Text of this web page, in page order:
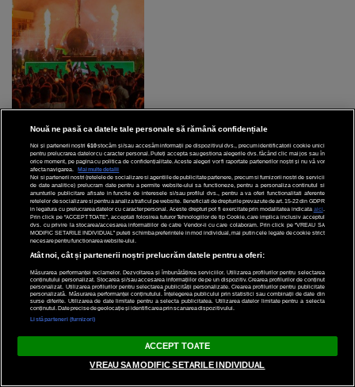
Anularea concertului Nicki
Minaj la SAGA Festival
stârnește val de ironii pe
internet
Nouă ne pasă ca datele tale personale să rămână confidențiale
Noi și partenerii noștri 610stocăm și/sau accesăm informații pe dispozitivul dvs., precum identificatorii cookie unici
pentru prelucrarea datelor cu caracter personal. Puteți accepta sau gestiona alegerile dvs. făcând clic mai jos sau în
orice moment, pe pagina cu politica de confidențialitate. Aceste alegeri vor fi raportate partenerilor noștri și nu vă vor
afecta navigarea.
Mai multe detalii
Noi si partenerii nostri (retelele de socializare si agentiile de publicitate partenere, precum si furnizorii nostri de servicii
de date analitice) prelucram date pentru a permite website-ului sa functioneze, pentru a personaliza continutul si
anunturile publicitare afisate in functie de interesele si/sau profilul dvs., pentru a va oferi functionalitati aferente
retelelor de socializare si pentru a analiza traficul pe website. Beneficiati de drepturile prevazute de art. 15-22 din GDPR
in legatura cu prelucrarea datelor cu caracter personal. Aceste drepturi pot fi exercitate prin modalitatea indicata aici
Prin click pe “ACCEPT TOATE”, acceptati folosirea tuturor Tehnologiilor de tip Cookie, care implica inclusiv acceptul
dvs. cu privire la stocarea/accesarea informatiilor de catre Vendor-ii cu care colaboram. Prin click pe “VREAU SA
MODIFIC SETARILE INDIVIDUAL” puteti schimba preferintele in mod individual, mai putin cele legate de cookie strict
necesare pentru functionarea website-ului.
Atât noi, cât și partenerii noștri prelucrăm datele pentru a oferi:
Măsurarea performanței reclamelor. Dezvoltarea și îmbunătățirea serviciilor. Utilizarea profilurilor pentru selectarea
conținutului personalizat. Stocarea și/sau accesarea informațiilor de pe un dispozitiv. Crearea profilurilor de conținut
personalizat. Utilizarea profilurilor pentru selectarea publicității personalizate. Crearea profilurilor pentru publicitate
personalizată. Măsurarea performanței conținutului. Înțelegerea publicului prin statistici sau combinații de date din
surse diferite. Utilizarea de date limitate pentru a selecta publicitatea. Utilizarea datelor limitate pentru a selecta
conținutul. Date precise de geolocație și identificarea prin scanarea dispozitivului.
Listă parteneri (furnizori)
ACCEPT TOATE
VREAU SA MODIFIC SETARILE INDIVIDUAL